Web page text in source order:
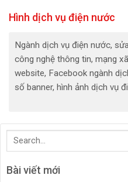
Hình dịch vụ điện nước
Ngành dịch vụ điện nước,
công nghệ thông tin, mạng
website, Facebook ngành
số banner, hình ảnh dịch vụ
Bài viết mới